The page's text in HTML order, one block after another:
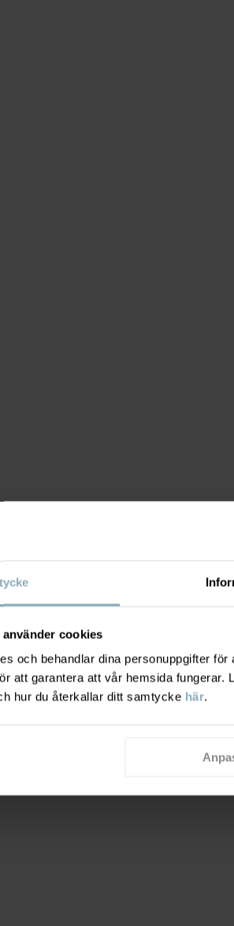
cookies
och behandlar dina personuppgifter
att garantera att vår hemsida
hur du återkallar ditt samtycke här.